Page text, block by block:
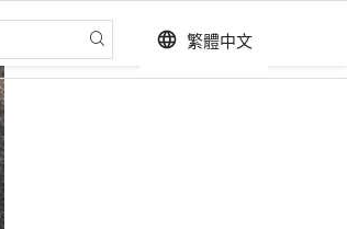
language 繁體中文